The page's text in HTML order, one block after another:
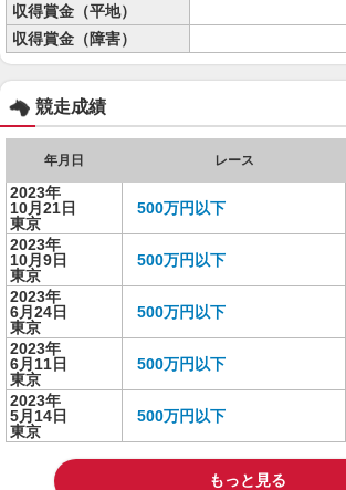
収得賞金（平地）
収得賞金（障害）
競走成績
年月日 レース
2023年
10月21日
東京
500万円以下
2023年
10月9日
東京
500万円以下
2023年
6月24日
東京
500万円以下
2023年
6月11日
東京
500万円以下
2023年
5月14日
東京
500万円以下
もっと見る